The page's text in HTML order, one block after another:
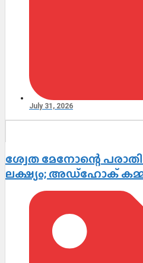
July 31, 2026
ശ്വേത മേനോന്റെ
ലക്ഷ്യം; അഡ്ഹോക്
നിന്ന് പിന്മാറി രമേഷ്